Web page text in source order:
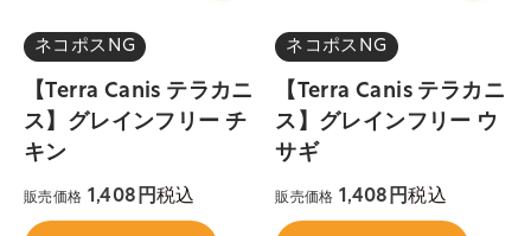
ネコポスNG
【Terra Canis テラカニ
ス】グレインフリー チ
キン
販売価格 1,408 税込
ネコポスNG
【Terra Canis テラカニ
ス】グレインフリー ウ
サギ
販売価格 1,408 税込